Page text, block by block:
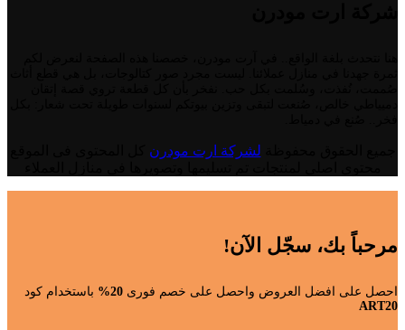
لشركة ارت مودرن
مرحباً بك، سجّل الآن!
احصل على افضل العروض واحصل على خصم فورى 20%
باستخدام كود
ART20